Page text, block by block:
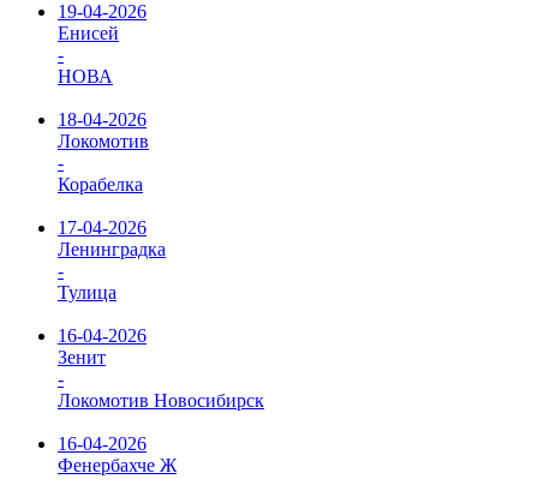
19-04-2026
Енисей
-
НОВА
18-04-2026
Локомотив
-
Корабелка
17-04-2026
Ленинградка
-
Тулица
16-04-2026
Зенит
-
Локомотив Новосибирск
16-04-2026
Фенербахче Ж